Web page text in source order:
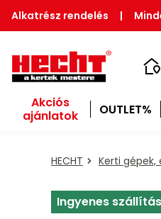
Alkatrész rendelés |
Akciós
ajánlatok
OUTLET%
HECHT Kerti gépek,
Ingyenes szállítás